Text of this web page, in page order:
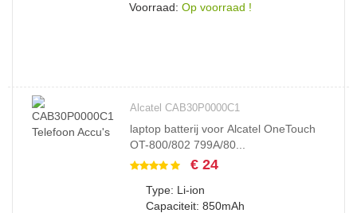
Voorraad: Op voorraad !
Alcatel CAB30P0000C1
laptop batterij voor Alcatel OneTouch
OT-800/802 799A/80...
€ 24
Type: Li-ion
Capaciteit: 850mAh